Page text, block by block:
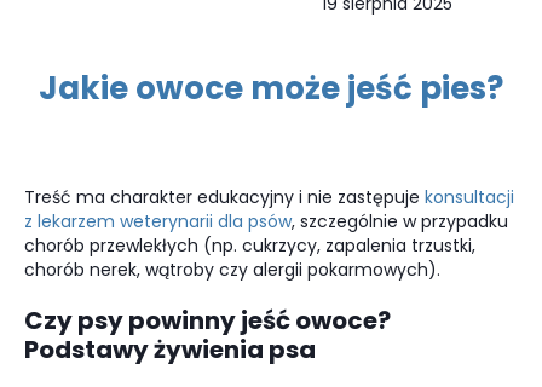
Jakie owoce może jeść pies?
Treść ma charakter edukacyjny i nie zastępuje konsultacji
z lekarzem weterynarii dla psów, szczególnie w przypadku
chorób przewlekłych (np. cukrzycy, zapalenia trzustki,
chorób nerek, wątroby czy alergii pokarmowych).
Czy psy powinny jeść owoce?
Podstawy żywienia psa